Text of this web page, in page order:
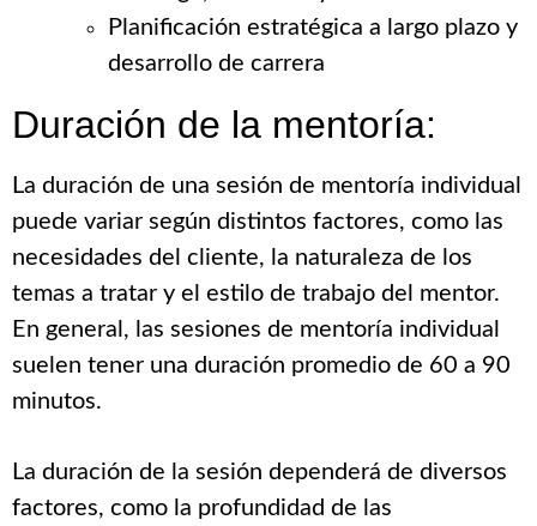
Planificación estratégica a largo plazo y
desarrollo de carrera
Duración de la mentoría:
La duración de una sesión de mentoría individual
puede variar según distintos factores, como las
necesidades del cliente, la naturaleza de los
temas a tratar y el estilo de trabajo del mentor.
En general, las sesiones de mentoría individual
suelen tener una duración promedio de 60 a 90
minutos.
La duración de la sesión dependerá de diversos
factores, como la profundidad de las